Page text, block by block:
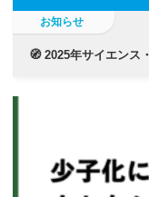
お知らせ
🧭 2025年サイエンス